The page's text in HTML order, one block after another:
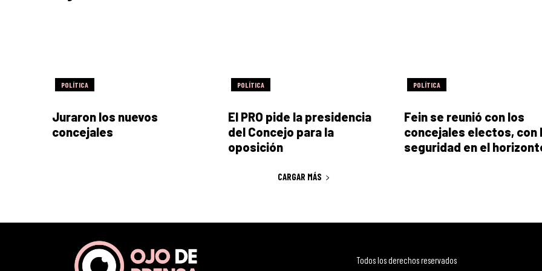
POLÍTICA
Juraron los nuevos
concejales
POLÍTICA
El PRO pide la presidencia
del Concejo para la
oposición
POLÍTICA
Fein se reunió con los
concejales electos, con
seguridad en el
CARGAR MÁS
Todos los derechos reservados